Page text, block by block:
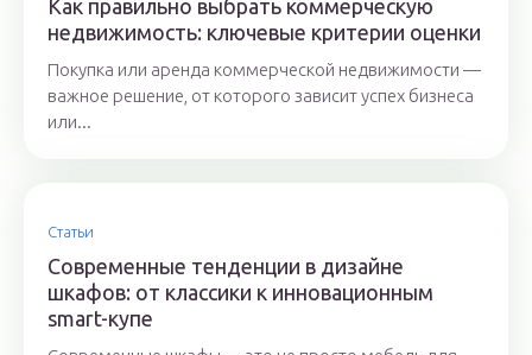
Как правильно выбрать коммерческую
недвижимость: ключевые критерии оценки
Покупка или аренда коммерческой недвижимости —
важное решение, от которого зависит успех бизнеса
или...
Статьи
Современные тенденции в дизайне
шкафов: от классики к инновационным
smart-купе